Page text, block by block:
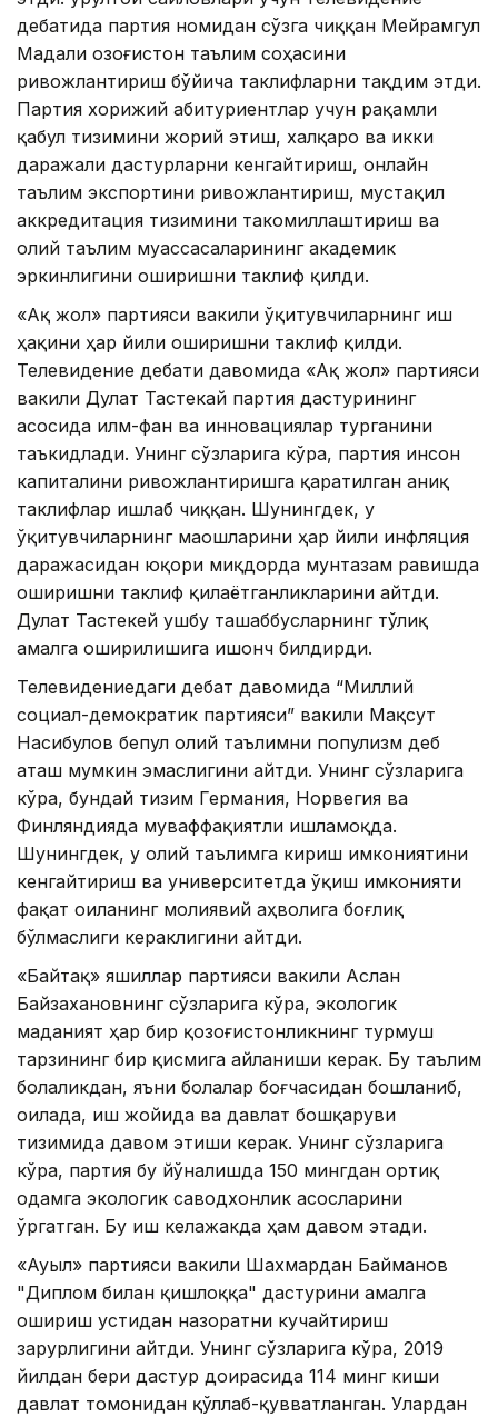
дебатида партия номидан сўзга чиққан Мейрамгул
Мадали Қозоғистон таълим соҳасини
ривожлантириш бўйича таклифларни тақдим этди.
Партия хорижий абитуриентлар учун рақамли
қабул тизимини жорий этиш, халқаро ва икки
даражали дастурларни кенгайтириш, онлайн
таълим экспортини ривожлантириш, мустақил
аккредитация тизимини такомиллаштириш ва
олий таълим муассасаларининг академик
эркинлигини оширишни таклиф қилди.
«Ақ жол» партияси вакили ўқитувчиларнинг иш
ҳақини ҳар йили оширишни таклиф қилди.
Телевидение дебати давомида «Ақ жол» партияси
вакили Дулат Тастекай партия дастурининг
асосида илм-фан ва инновациялар турганини
таъкидлади. Унинг сўзларига кўра, партия инсон
капиталини ривожлантиришга қаратилган аниқ
таклифлар ишлаб чиққан. Шунингдек, у
ўқитувчиларнинг маошларини ҳар йили инфляция
даражасидан юқори миқдорда мунтазам равишда
оширишни таклиф қилаётганликларини айтди.
Дулат Тастекей ушбу ташаббусларнинг тўлиқ
амалга оширилишига ишонч билдирди.
Телевидениедаги дебат давомида “Миллий
социал-демократик партияси” вакили Мақсут
Насибулов бепул олий таълимни популизм деб
аташ мумкин эмаслигини айтди. Унинг сўзларига
кўра, бундай тизим Германия, Норвегия ва
Финляндияда муваффақиятли ишламоқда.
Шунингдек, у олий таълимга кириш имкониятини
кенгайтириш ва университетда ўқиш имконияти
фақат оиланинг молиявий аҳволига боғлиқ
бўлмаслиги кераклигини айтди.
«Байтақ» яшиллар партияси вакили Аслан
Байзахановнинг сўзларига кўра, экологик
маданият ҳар бир қозоғистонликнинг турмуш
тарзининг бир қисмига айланиши керак. Бу таълим
болаликдан, яъни болалар боғчасидан бошланиб,
оилада, иш жойида ва давлат бошқаруви
тизимида давом этиши керак. Унинг сўзларига
кўра, партия бу йўналишда 150 мингдан ортиқ
одамга экологик саводхонлик асосларини
ўргатган. Бу иш келажакда ҳам давом этади.
«Ауыл» партияси вакили Шахмардан Байманов
"Диплом билан қишлоққа" дастурини амалга
ошириш устидан назоратни кучайтириш
зарурлигини айтди. Унинг сўзларига кўра, 2019
йилдан бери дастур доирасида 114 минг киши
давлат томонидан қўллаб-қувватланган. Улардан